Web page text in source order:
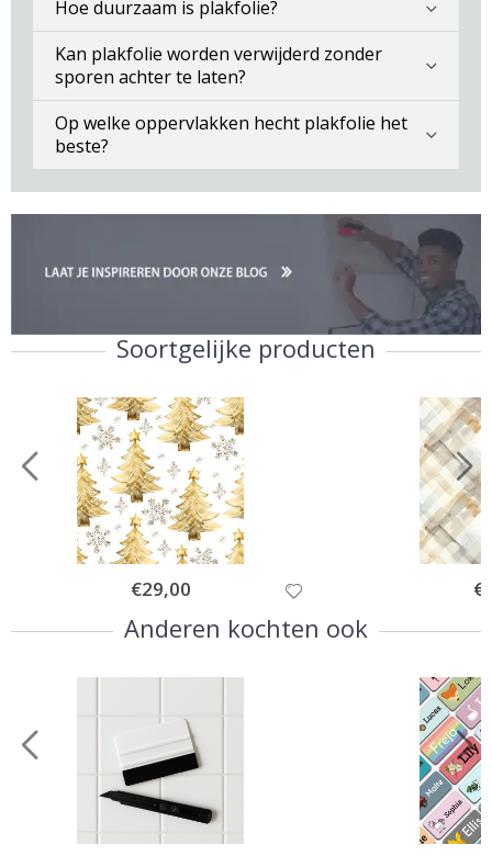
Hoe duurzaam is plakfolie?
Kan plakfolie worden verwijderd zonder
sporen achter te laten?
Op welke oppervlakken hecht plakfolie het
beste?
Soortgelijke producten
Special
Price
€29,00
Anderen kochten ook